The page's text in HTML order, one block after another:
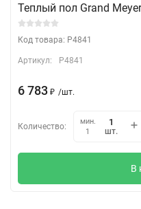
Теплый пол Grand
Код товара: P4841
Артикул: P4841
6 783 ₽ /шт.
Количество:
мин.
1
шт.
В